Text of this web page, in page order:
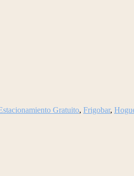
Gratuito, Frigobar,